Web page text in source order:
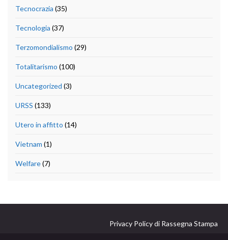
Tecnocrazia (35)
Tecnologia (37)
Terzomondialismo (29)
Totalitarismo (100)
Uncategorized (3)
URSS (133)
Utero in affitto (14)
Vietnam (1)
Welfare(7)
Privacy Policy di Rassegna Stampa